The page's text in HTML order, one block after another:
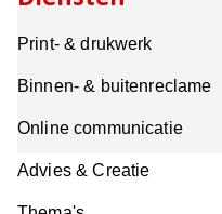
Print- & drukwerk
Binnen- & buitenreclame
Online communicatie
Advies & Creatie